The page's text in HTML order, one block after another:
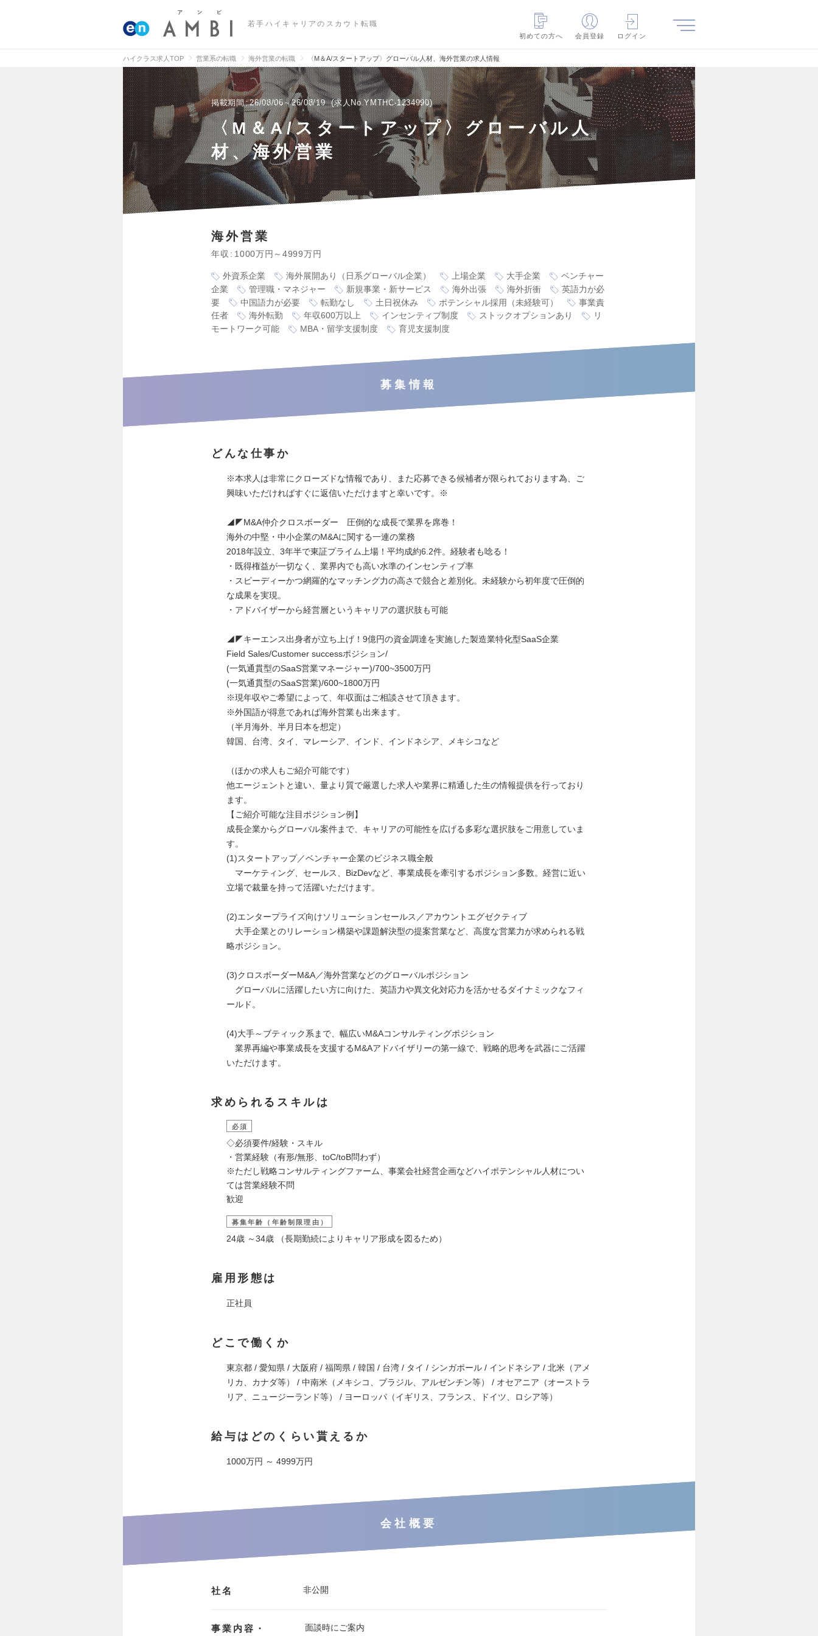
若手ハイキャリアのスカウト転職
初めての方へ
会員登録 ログイン
ハイクラス求人TOP 営業系の転職 海外営業の転職 〈M＆A/スタートアップ〉グローバル人材、海外営業の求人情報
掲載期間 26/08/06～26/08/19 求人No.YMTHC-1234990
〈M＆A/スタートアップ〉グローバル人
材、海外営業
海外営業
年収 1000万円～4999万円
外資系企業 海外展開あり（日系グローバル企業） 上場企業 大手企業
ベンチャー
企業
管理職・マネジャー 新規事業・新サービス 海外出張 海外折衝
英語力が必
要
中国語力が必要 転勤なし 土日祝休み ポテンシャル採用（未経験可）
事業責
任者
海外転勤 年収600万以上 インセンティブ制度 ストックオプションあり
リ
モートワーク可能
MBA・留学支援制度 育児支援制度
募集情報
どんな仕事か
※本求人は非常にクローズドな情報であり、また応募できる候補者が限られております為、ご
興味いただければすぐに返信いただけますと幸いです。※
◢◤M&A仲介クロスボーダー 圧倒的な成長で業界を席巻！
海外の中堅・中小企業のM&Aに関する一連の業務
2018年設立、3年半で東証プライム上場！平均成約6.2件。経験者も唸る！
・既得権益が一切なく、業界内でも高い水準のインセンティブ率
・スピーディーかつ網羅的なマッチング力の高さで競合と差別化。未経験から初年度で圧倒的
な成果を実現。
・アドバイザーから経営層というキャリアの選択肢も可能
◢◤キーエンス出身者が立ち上げ！9億円の資金調達を実施した製造業特化型SaaS企業
Field Sales/Customer successポジション/
(一気通貫型のSaaS営業マネージャー)/700~3500万円
(一気通貫型のSaaS営業)/600~1800万円
※現年収やご希望によって、年収面はご相談させて頂きます。
※外国語が得意であれば海外営業も出来ます。
（半月海外、半月日本を想定）
韓国、台湾、タイ、マレーシア、インド、インドネシア、メキシコなど
（ほかの求人もご紹介可能です）
他エージェントと違い、量より質で厳選した求人や業界に精通した生の情報提供を行っており
ます。
【ご紹介可能な注目ポジション例】
成長企業からグローバル案件まで、キャリアの可能性を広げる多彩な選択肢をご用意していま
す。
(1)スタートアップ／ベンチャー企業のビジネス職全般
マーケティング、セールス、BizDevなど、事業成長を牽引するポジション多数。経営に近い
立場で裁量を持って活躍いただけます。
(2)エンタープライズ向けソリューションセールス／アカウントエグゼクティブ
大手企業とのリレーション構築や課題解決型の提案営業など、高度な営業力が求められる戦
略ポジション。
(3)クロスボーダーM&A／海外営業などのグローバルポジション
グローバルに活躍したい方に向けた、英語力や異文化対応力を活かせるダイナミックなフィ
ールド。
(4)大手～ブティック系まで、幅広いM&Aコンサルティングポジション
業界再編や事業成長を支援するM&Aアドバイザリーの第一線で、戦略的思考を武器にご活躍
いただけます。
求められるスキルは
必須
◇必須要件/経験・スキル
・営業経験（有形/無形、toC/toB問わず）
※ただし戦略コンサルティングファーム、事業会社経営企画などハイポテンシャル人材につい
ては営業経験不問
歓迎
募集年齢（年齢制限理由）
24歳 ～34歳 （長期勤続によりキャリア形成を図るため）
雇用形態は
正社員
どこで働くか
東京都 / 愛知県 / 大阪府 / 福岡県 / 韓国 / 台湾 / タイ / シンガポール / インドネシア / 北米（アメ
リカ、カナダ等） / 中南米（メキシコ、ブラジル、アルゼンチン等） / オセアニア（オーストラ
リア、ニュージーランド等） / ヨーロッパ（イギリス、フランス、ドイツ、ロシア等）
給与はどのくらい貰えるか
1000万円 ～ 4999万円
会社概要
社名 非公開
事業内容・
面談時にご案内